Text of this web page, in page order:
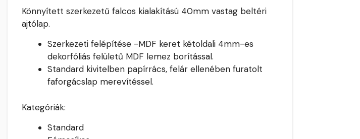
Könnyített szerkezetű falcos kialakítású 40mm vastag beltéri
ajtólap.
Szerkezeti felépítése -MDF keret kétoldali 4mm-es
dekorfóliás felületű MDF lemez borítással.
Standard kivitelben papírrács, felár ellenében furatolt
faforgácslap merevítéssel.
Kategóriák:
Standard